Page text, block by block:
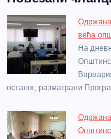
e
b
o
o
e
n
g
er
er
s
p
p
Одржана
већа
На
осталог, разматрали